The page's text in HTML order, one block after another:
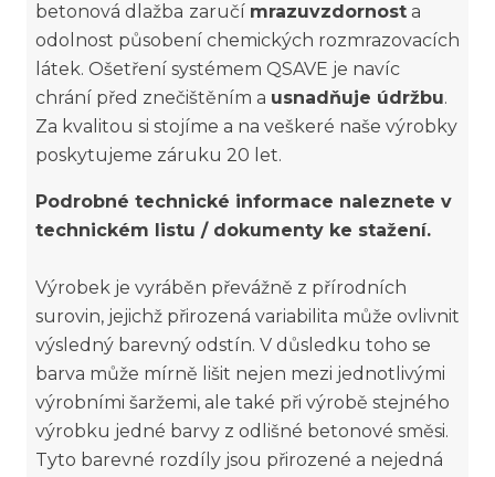
betonová dlažba zaručí mrazuvzdornost a
odolnost působení chemických rozmrazovacích
látek. Ošetření systémem QSAVE je navíc
chrání před znečištěním a usnadňuje údržbu.
Za kvalitou si stojíme a na veškeré naše výrobky
poskytujeme záruku 20 let.
Podrobné technické informace naleznete v
technickém listu / dokumenty ke stažení.
Výrobek je vyráběn převážně z přírodních
surovin, jejichž přirozená variabilita může ovlivnit
výsledný barevný odstín. V důsledku toho se
barva může mírně lišit nejen mezi jednotlivými
výrobními šaržemi, ale také při výrobě stejného
výrobku jedné barvy z odlišné betonové směsi.
Tyto barevné rozdíly jsou přirozené a nejedná